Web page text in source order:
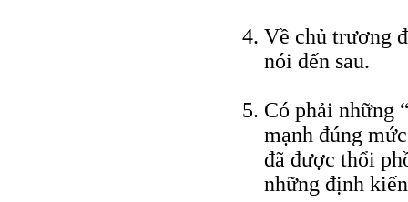
Về chủ trương
nói đến sau.
Có phải những
mạnh đúng
đã được thổi
những định